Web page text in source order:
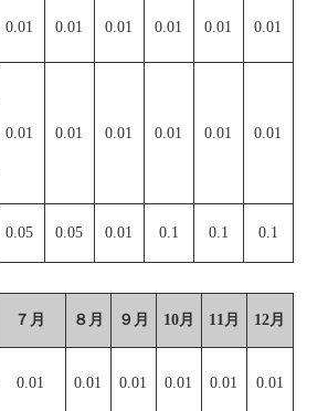
0.01
0.01 0.01 0.01 0.01
0.01
0.01 0.01 0.01 0.01 0.01 0.01
0.05 0.05 0.01 0.1 0.1 0.1
７月 ８月 ９月 10月 11月 12月
0.01
0.01 0.01 0.01 0.01
0.01